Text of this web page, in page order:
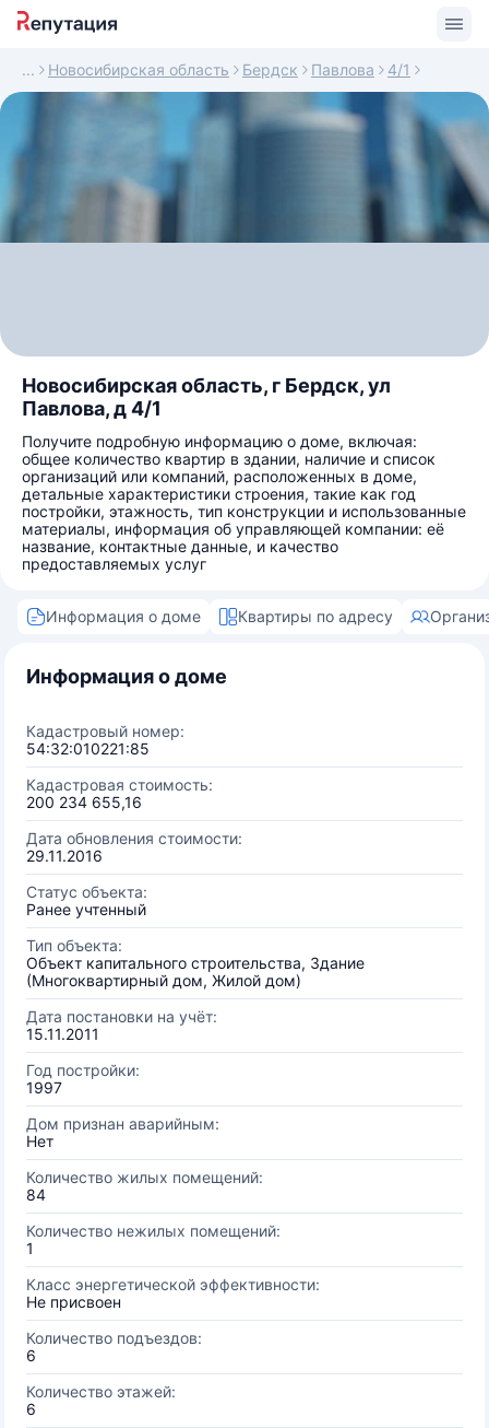
Новосибирская область Бердск Павлова 4/1
Новосибирская область, г Бердск, ул
Павлова, д 4/1
Получите подробную информацию о доме, включая:
общее количество квартир в здании, наличие и список
организаций или компаний, расположенных в доме,
детальные характеристики строения, такие как год
постройки, этажность, тип конструкции и использованные
материалы, информация об управляющей компании: её
название, контактные данные, и качество
предоставляемых услуг
Информация о доме Квартиры по адресу
Информация о доме
Кадастровый номер:
54:32:010221:85
Кадастровая стоимость:
200 234 655,16
Дата обновления стоимости:
29.11.2016
Статус объекта:
Ранее учтенный
Тип объекта:
Объект капитального строительства, Здание
(Многоквартирный дом, Жилой дом)
Дата постановки на учёт:
15.11.2011
Год постройки:
1997
Дом признан аварийным:
Нет
Количество жилых помещений:
84
Количество нежилых помещений:
1
Класс энергетической эффективности:
Не присвоен
Количество подъездов:
6
Количество этажей:
6